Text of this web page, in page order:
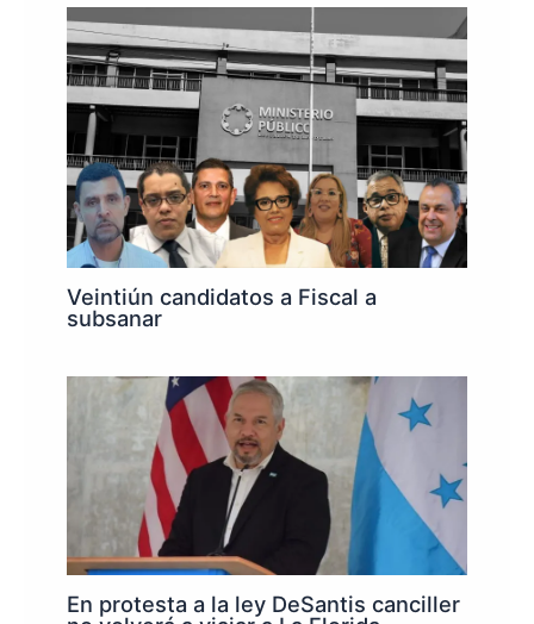
Veintiún candidatos a Fiscal a
subsanar
En protesta a la ley DeSantis canciller